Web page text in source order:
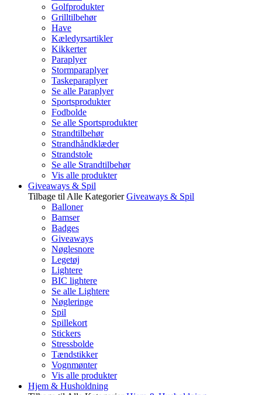
Golfprodukter
Grilltilbehør
Have
Kæledyrsartikler
Kikkerter
Paraplyer
Stormparaplyer
Taskeparaplyer
Se alle Paraplyer
Sportsprodukter
Fodbolde
Se alle Sportsprodukter
Strandtilbehør
Strandhåndklæder
Strandstole
Se alle Strandtilbehør
Vis alle produkter
Giveaways & Spil
Tilbage til Alle Kategorier Giveaways & Spil
Balloner
Bamser
Badges
Giveaways
Nøglesnore
Legetøj
Lightere
BIC lightere
Se alle Lightere
Nøgleringe
Spil
Spillekort
Stickers
Stressbolde
Tændstikker
Vognmønter
Vis alle produkter
Hjem & Husholdning